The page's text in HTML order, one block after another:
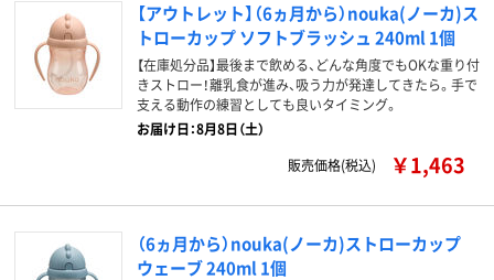
【アウトレット】（6ヵ月から）nouka(ノーカ)ス
トローカップ ソフトブラッシュ 240ml 1個
【在庫処分品】最後まで飲める、どんな角度でもOKな重り付
きストロー！離乳食が進み、吸う力が発達してきたら。手で
支える動作の練習としても良いタイミング。
お届け日：8月8日（土）
販売価格(税込)
￥1,463
（6ヵ月から）nouka(ノーカ)ストローカップ
ウェーブ 240ml 1個